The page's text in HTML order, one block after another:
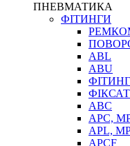
ПНЕВМАТИКА
ФІТИНГИ
ABL
ABU
ABC
APC,
APL,
APCF